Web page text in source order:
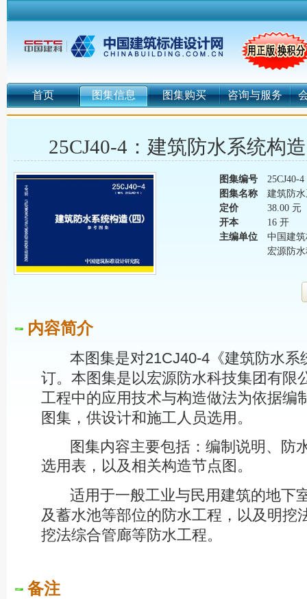
首页 图集信息 图集购买 咨询与服务
25CJ40-4：建筑防水系统构
图集编号
25CJ40-4
图集名称
建筑防
定价
38.00 元
开本
16 开
主编单位
中国建
宏源防
内容简介
本图集是对21CJ40-4 《建筑防水
订。本图集是以宏源防水科技集团有限
工程中的应用技术与构造做法为依据编
图集，供设计和施工人员选用。
图集内容主要包括：编制说明、防
选用表，以及相关构造节点图。
适用于一般工业与民用建筑的地下
及蓄水池等部位的防水工程，以及明挖
挖法综合管廊等防水工程。
备注